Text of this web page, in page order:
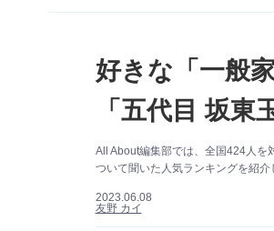
好きな「一般
「五代目 坂東
All About編集部では、全国424人を
ついて聞いた人気ランキングを紹介
2023.06.08
友野 カイ